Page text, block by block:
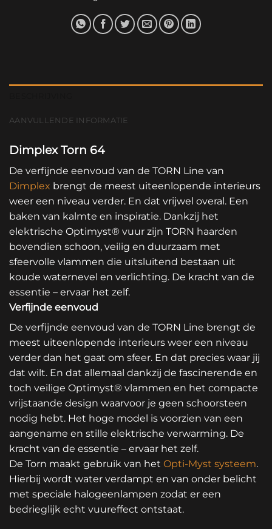
AANVULLENDE INFORMATIE
Dimplex Torn 64
De verfijnde eenvoud van de TORN Line van
Dimplex brengt de meest uiteenlopende interieurs
weer een niveau verder. En dat vrijwel overal. Een
baken van kalmte en inspiratie. Dankzij het
elektrische Optimyst® vuur zijn TORN haarden
bovendien schoon, veilig en duurzaam met
sfeervolle vlammen die uitsluitend bestaan uit
koude waternevel en verlichting. De kracht van de
essentie – ervaar het zelf.
Verfijnde eenvoud
De verfijnde eenvoud van de TORN Line brengt de
meest uiteenlopende interieurs weer een niveau
verder dan het gaat om sfeer. En dat precies waar jij
dat wilt. En dat allemaal dankzij de fascinerende en
toch veilige Optimyst® vlammen en het compacte
vrijstaande design waarvoor je geen schoorsteen
nodig hebt. Het hoge model is voorzien van een
aangename en stille elektrische verwarming. De
kracht van de essentie – ervaar het zelf.
De Torn maakt gebruik van het Opti-Myst systeem.
Hierbij wordt water verdampt en van onder belicht
met speciale halogeenlampen zodat er een
bedrieglijk echt vuureffect ontstaat.